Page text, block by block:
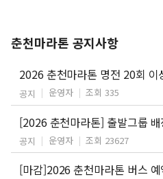
춘천마라톤 공지사항
공지 운영자 조회 335
공지 운영자 조회 23627